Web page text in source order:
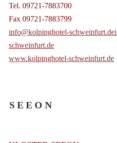
Tel. 09721-7883700
Fax 09721-7883799
info@kolpinghotel-schweinfurt.de
schweinfurt.de
www.kolpinghotel-schweinfurt.de
S E E O N